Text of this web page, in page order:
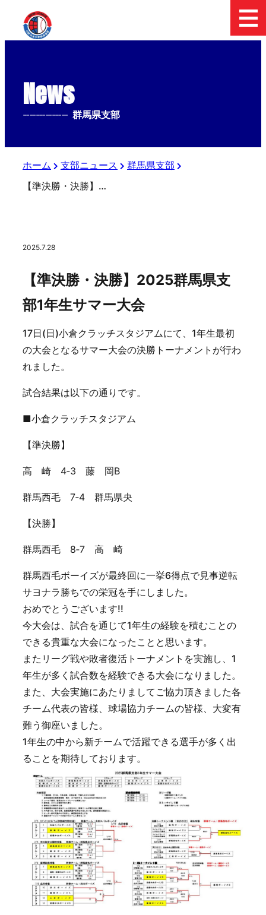
News
-------------- 群馬県支部
ホーム 支部ニュース
群馬県支部
【準決勝・決勝】2025群馬県支部1年生サマー大会
2025.7.28
【準決勝・決勝】2025群馬県支
部1年生サマー大会
17日(日)小倉クラッチスタジアムにて、1年生最初
の大会となるサマー大会の決勝トーナメントが行わ
れました。
試合結果は以下の通りです。
■小倉クラッチスタジアム
【準決勝】
高 崎 4‐3 藤 岡B
群馬西毛 7‐4 群馬県央
【決勝】
群馬西毛 8‐7 高 崎
群馬西毛ボーイズが最終回に一挙6得点で見事逆転
サヨナラ勝ちでの栄冠を手にしました。
おめでとうございます!!
今大会は、試合を通じて1年生の経験を積むことの
できる貴重な大会になったことと思います。
またリーグ戦や敗者復活トーナメントを実施し、1
年生が多く試合数を経験できる大会になりました。
また、大会実施にあたりましてご協力頂きました各
チーム代表の皆様、球場協力チームの皆様、大変有
難う御座いました。
1年生の中から新チームで活躍できる選手が多く出
ることを期待しております。